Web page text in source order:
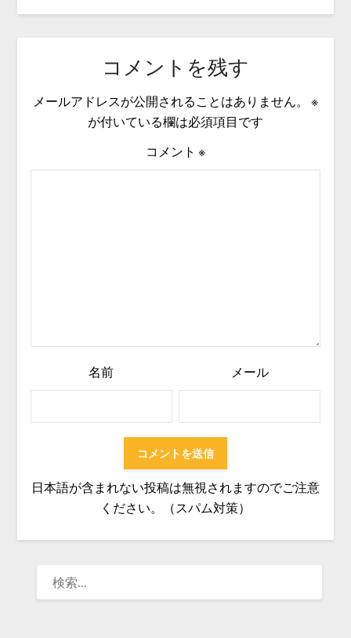
コメントを残す
メールアドレスが公開されることはありません。
※
が付いている欄は必須項目です
コメント ※
名前 メール
日本語が含まれない投稿は無視されますのでご注意
ください。（スパム対策）